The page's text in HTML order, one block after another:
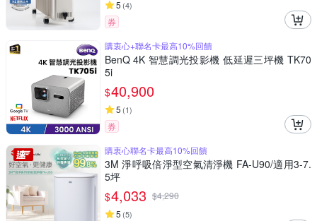
5 (4)
券
購衷心+聯名卡最高10%回饋
BenQ 4K 智慧調光投影機 低延遲三坪機 TK70
5i
$40,900
5 (1)
券
購衷心聯名卡最高10%回饋
3M 淨呼吸倍淨型空氣清淨機 FA-U90/適用3-7.
5坪
$4,033 $4,290
5 (5)